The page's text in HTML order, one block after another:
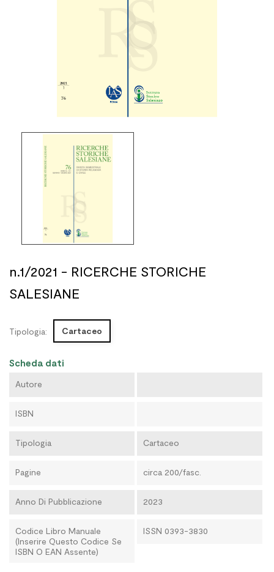
n.1/2021 - RICERCHE STORICHE
SALESIANE
Tipologia: Cartaceo
Scheda dati
Autore
ISBN
Tipologia Cartaceo
Pagine circa 200/fasc.
Anno Di Pubblicazione 2023
Codice Libro Manuale
(Inserire Questo Codice Se
ISBN O EAN Assente)
ISSN 0393-3830